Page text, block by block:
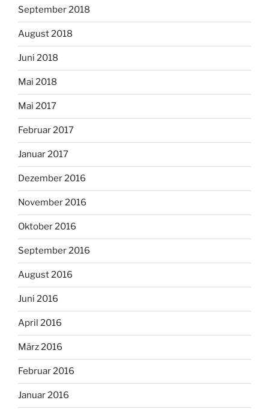
September 2018
August 2018
Juni 2018
Mai 2018
Mai 2017
Februar 2017
Januar 2017
Dezember 2016
November 2016
Oktober 2016
September 2016
August 2016
Juni 2016
April 2016
März 2016
Februar 2016
Januar 2016